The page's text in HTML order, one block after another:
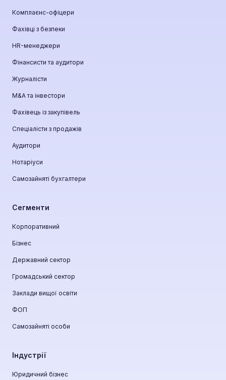
Комплаєнс-офіцери
Фахівці з безпеки
HR-менеджери
Фінансисти та аудитори
Журналісти
М&A та інвестори
Фахівець із закупівель
Спеціалісти з продажів
Аудитори
Нотаріуси
Самозайняті бухгалтери
Сегменти
Корпоративний
Бізнес
Державний сектор
Громадський сектор
Заклади вищої освіти
ФОП
Самозайняті особи
Індустрії
Юридичний бізнес